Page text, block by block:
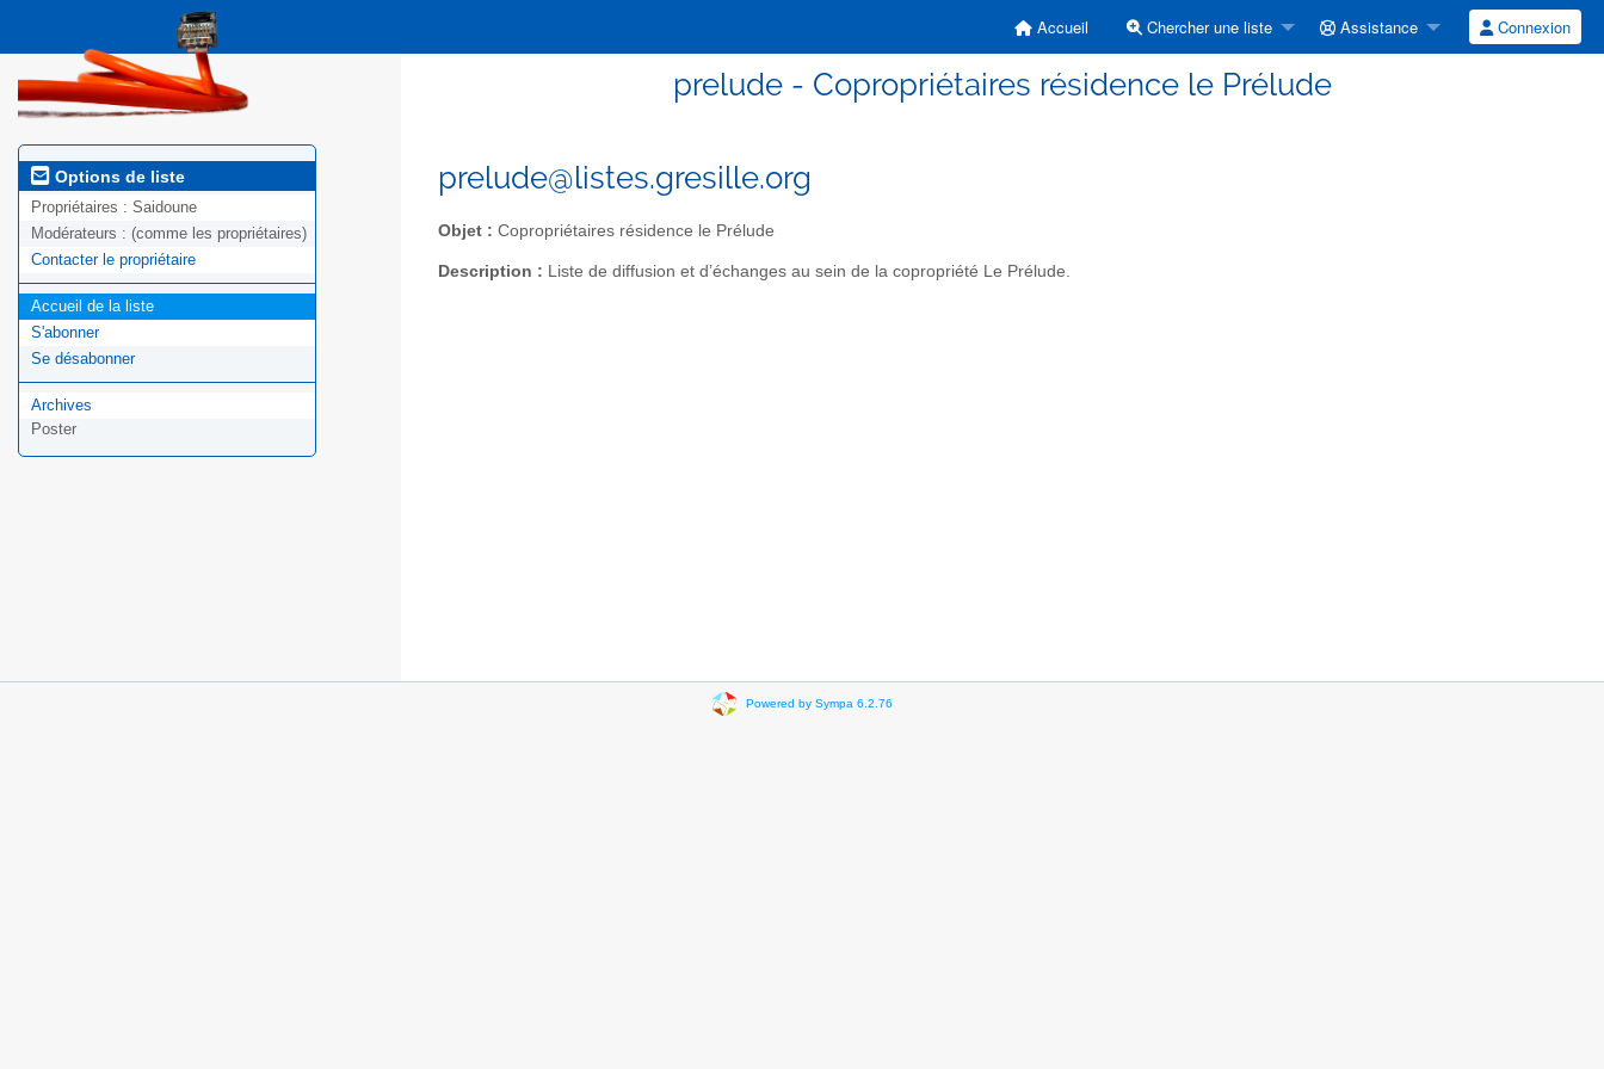
Accueil Chercher une liste Assistance Connexion
prelude - Copropriétaires résidence le Prélude
Options de liste
Propriétaires : Saidoune
Modérateurs : (comme les propriétaires)
Contacter le propriétaire
Accueil de la liste
S'abonner
Se désabonner
Archives
Poster
prelude@listes.gresille.org
Objet : Copropriétaires résidence le Prélude
Description : Liste de diffusion et d’échanges au sein de la copropriété Le Prélude.
Powered by Sympa 6.2.76